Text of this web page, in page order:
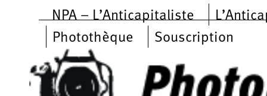
Aller au contenu principal
NPA – L’Anticapitaliste
Photothèque
Souscription